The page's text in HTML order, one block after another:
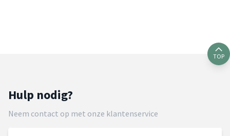
TOP
Hulp nodig?
Neem contact op met onze klantenservice